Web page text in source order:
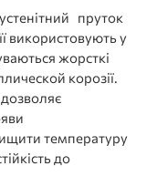
пруток
використовують у
жорсткі
корозії.
температуру
до